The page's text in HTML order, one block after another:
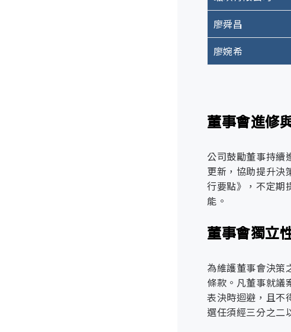
廖舜昌
廖婉希
董事會進修
公司鼓勵董事持續
更新，協助提升決
行要點》，不定期
能。
董事會獨立
為維護董事會決策
條款。凡董事就議
表決時迴避，且不
選任須經三分之二
部門
總經理室
台電市場推動室
市場技術研究室
財會部
2024年度關
風險
同業競爭
資訊安全重
實體與環境安全